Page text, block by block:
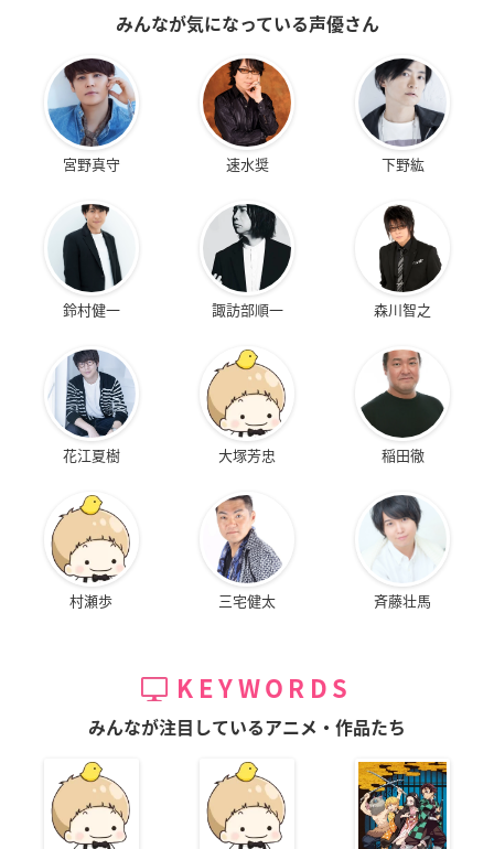
みんなが気になっている声優さん
宮野真守 速水奨 下野紘
鈴村健一 諏訪部順一 森川智之
花江夏樹 大塚芳忠 稲田徹
村瀬歩 三宅健太 斉藤壮馬
KEYWORDS
みんなが注目しているアニメ・作品たち